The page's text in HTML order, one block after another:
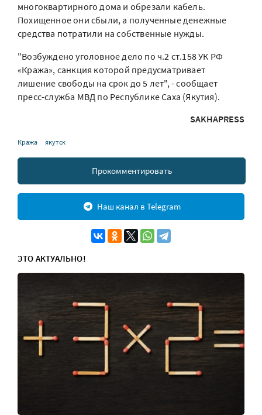
многоквартирного дома и обрезали кабель.
Похищенное они сбыли, а полученные денежные
средства потратили на собственные нужды.
"Возбуждено уголовное дело по ч.2 ст.158 УК РФ
«Кража», санкция которой предусматривает
лишение свободы на срок до 5 лет", - сообщает
пресс-служба МВД по Республике Саха (Якутия).
SAKHAPRESS
Кража якутск
Прокомментировать
Наш канал в Telegram
ЭТО АКТУАЛЬНО!